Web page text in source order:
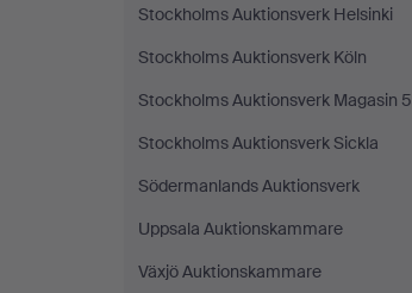
Stockholms Auktionsverk Helsinki
Stockholms Auktionsverk Köln
Stockholms Auktionsverk Magasin 5
Stockholms Auktionsverk Sickla
Södermanlands Auktionsverk
Uppsala Auktionskammare
Växjö Auktionskammare